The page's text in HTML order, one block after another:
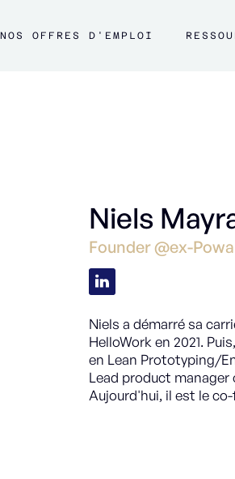
NOS OFFRES D'EMPLOI
Niels
Founder @ex-Powa
Niels a démarré sa
HelloWork en 2021.
en Lean Prototyping/
Lead product
Aujourd'hui, il est le